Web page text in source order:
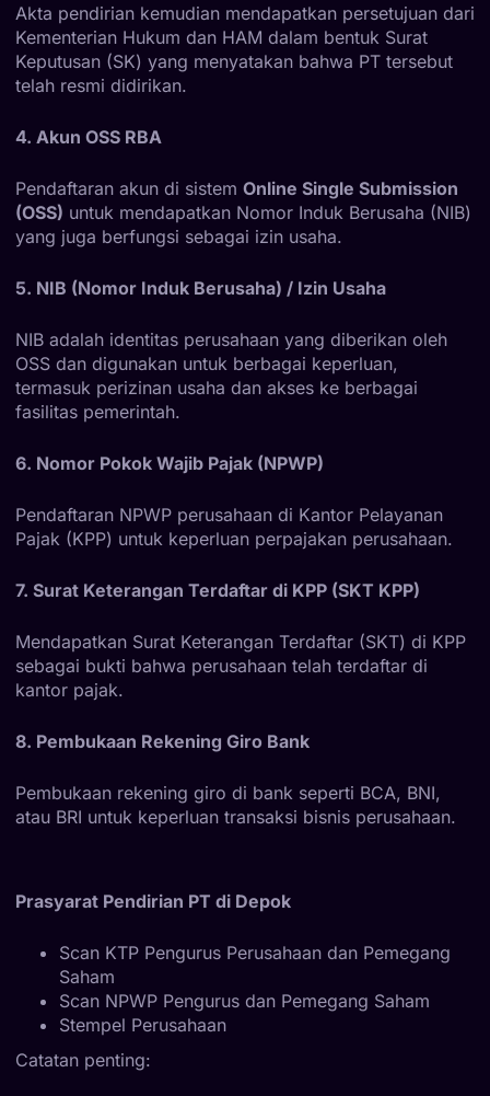
Akta pendirian kemudian mendapatkan persetujuan dari
Kementerian Hukum dan HAM dalam bentuk Surat
Keputusan (SK) yang menyatakan bahwa PT tersebut
telah resmi didirikan.
4. Akun OSS RBA
Pendaftaran akun di sistem Online Single Submission
(OSS) untuk mendapatkan Nomor Induk Berusaha (NIB)
yang juga berfungsi sebagai izin usaha.
5. NIB (Nomor Induk Berusaha) / Izin Usaha
NIB adalah identitas perusahaan yang diberikan oleh
OSS dan digunakan untuk berbagai keperluan,
termasuk perizinan usaha dan akses ke berbagai
fasilitas pemerintah.
6. Nomor Pokok Wajib Pajak (NPWP)
Pendaftaran NPWP perusahaan di Kantor Pelayanan
Pajak (KPP) untuk keperluan perpajakan perusahaan.
7. Surat Keterangan Terdaftar di KPP (SKT KPP)
Mendapatkan Surat Keterangan Terdaftar (SKT) di KPP
sebagai bukti bahwa perusahaan telah terdaftar di
kantor pajak.
8. Pembukaan Rekening Giro Bank
Pembukaan rekening giro di bank seperti BCA, BNI,
atau BRI untuk keperluan transaksi bisnis perusahaan.
Prasyarat Pendirian PT di Depok
Scan KTP Pengurus Perusahaan dan Pemegang
Saham
Scan NPWP Pengurus dan Pemegang Saham
Stempel Perusahaan
Catatan penting: